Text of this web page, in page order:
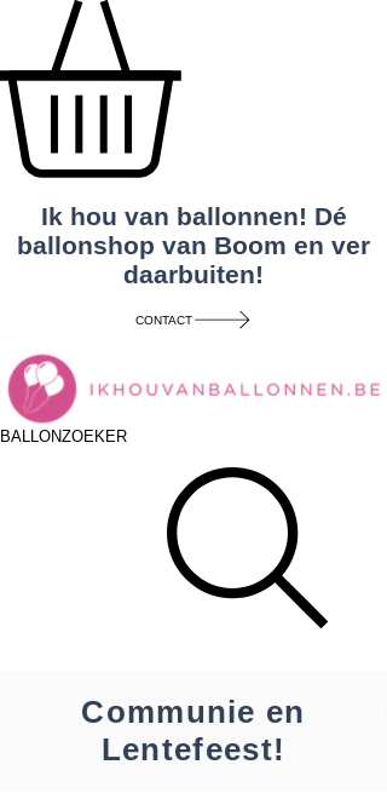
Ik hou van ballonnen! Dé
ballonshop van Boom en ver
daarbuiten!
CONTACT
BALLONZOEKER
Communie en
Lentefeest!